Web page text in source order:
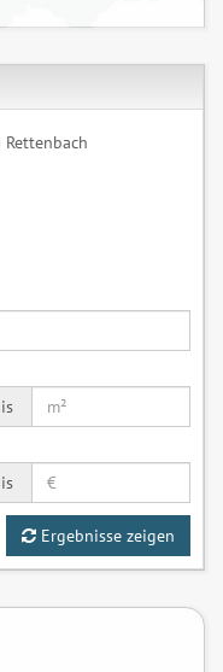
Ergebnisse zeigen